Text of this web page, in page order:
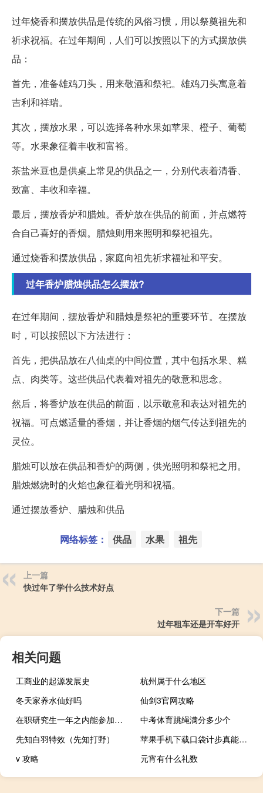
过年烧香和摆放供品是传统的风俗习惯，用以祭奠祖先和
祈求祝福。在过年期间，人们可以按照以下的方式摆放供
品：
首先，准备雄鸡刀头，用来敬酒和祭祀。雄鸡刀头寓意着
吉利和祥瑞。
其次，摆放水果，可以选择各种水果如苹果、橙子、葡萄
等。水果象征着丰收和富裕。
茶盐米豆也是供桌上常见的供品之一，分别代表着清香、
致富、丰收和幸福。
最后，摆放香炉和腊烛。香炉放在供品的前面，并点燃符
合自己喜好的香烟。腊烛则用来照明和祭祀祖先。
通过烧香和摆放供品，家庭向祖先祈求福祉和平安。
过年香炉腊烛供品怎么摆放?
在过年期间，摆放香炉和腊烛是祭祀的重要环节。在摆放
时，可以按照以下方法进行：
首先，把供品放在八仙桌的中间位置，其中包括水果、糕
点、肉类等。这些供品代表着对祖先的敬意和思念。
然后，将香炉放在供品的前面，以示敬意和表达对祖先的
祝福。可点燃适量的香烟，并让香烟的烟气传达到祖先的
灵位。
腊烛可以放在供品和香炉的两侧，供光照明和祭祀之用。
腊烛燃烧时的火焰也象征着光明和祝福。
通过摆放香炉、腊烛和供品
网络标签： 供品 水果 祖先
上一篇
快过年了学什么技术好点
下一篇
过年租车还是开车好开
相关问题
工商业的起源发展史
杭州属于什么地区
冬天家养水仙好吗
仙剑3官网攻略
在职研究生一年之内能参加两次统考吗
中考体育跳绳满分多少个
先知白羽特效（先知打野）
苹果手机下载口袋计步真能赚钱吗（苹果手机口袋自燃）
v 攻略
元宵有什么礼数
大同古城春节期间免费吗